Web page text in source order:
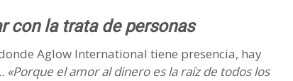
con la trata de personas
Aglow International tiene presencia, hay
. «Porque el amor al dinero es la raíz de todos los